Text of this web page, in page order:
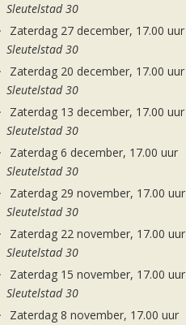
Sleutelstad 30
Zaterdag 27 december, 17.00 uur
Sleutelstad 30
Zaterdag 20 december, 17.00 uur
Sleutelstad 30
Zaterdag 13 december, 17.00 uur
Sleutelstad 30
Zaterdag 6 december, 17.00 uur
Sleutelstad 30
Zaterdag 29 november, 17.00 uur
Sleutelstad 30
Zaterdag 22 november, 17.00 uur
Sleutelstad 30
Zaterdag 15 november, 17.00 uur
Sleutelstad 30
Zaterdag 8 november, 17.00 uur